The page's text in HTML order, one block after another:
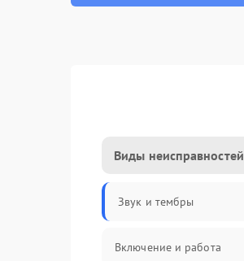
Виды неисправностей
Звук и тембры
Включение и работа